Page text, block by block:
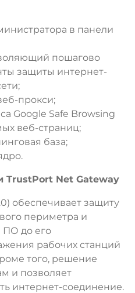
в панели
пошагово
защиты интернет-
прокси;
Google Safe Browsing
веб-страниц;
база;
TrustPort Net Gateway
обеспечивает защиту
периметра и
ПО до его
рабочих станций
того, решение
и позволяет
интернет-соединение.